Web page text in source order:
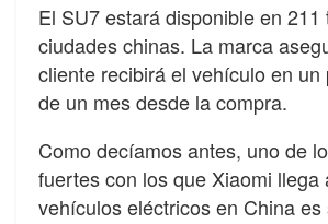
El SU7 estará disponible en 211
ciudades chinas. La marca
cliente recibirá el vehículo en un
de un mes desde la compra.
Como decíamos antes, uno de
fuertes con los que Xiaomi llega
vehículos eléctricos en China es